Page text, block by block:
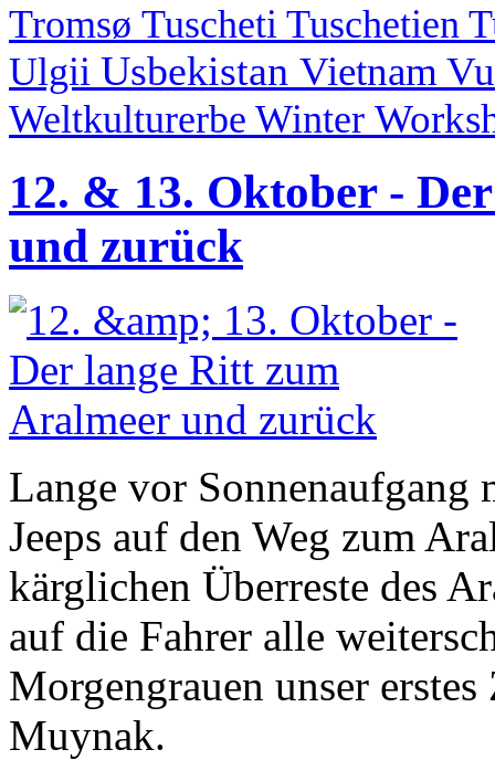
Tromsø Tuscheti Tuschetien
Ulgii Usbekistan Vietnam
Weltkulturerbe Winter
12. & 13. Oktober -
und zurück
Lange vor Sonnenaufgang
Jeeps auf den Weg zum
kärglichen Überreste des
auf die Fahrer alle
Morgengrauen unser
Muynak.